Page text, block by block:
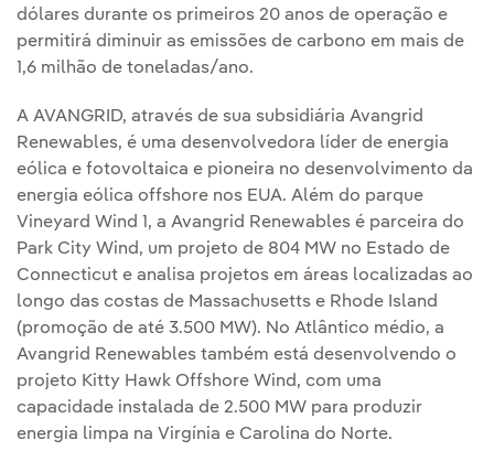
dólares durante os primeiros 20 anos de operação e
permitirá diminuir as emissões de carbono em mais de
1,6 milhão de toneladas/ano.
A AVANGRID, através de sua subsidiária Avangrid
Renewables, é uma desenvolvedora líder de energia
eólica e fotovoltaica e pioneira no desenvolvimento da
energia eólica offshore nos EUA. Além do parque
Vineyard Wind 1, a Avangrid Renewables é parceira do
Park City Wind, um projeto de 804 MW no Estado de
Connecticut e analisa projetos em áreas localizadas ao
longo das costas de Massachusetts e Rhode Island
(promoção de até 3.500 MW). No Atlântico médio, a
Avangrid Renewables também está desenvolvendo o
projeto Kitty Hawk Offshore Wind, com uma
capacidade instalada de 2.500 MW para produzir
energia limpa na Virgínia e Carolina do Norte.